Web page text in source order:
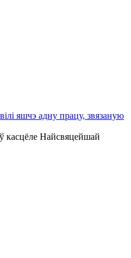
яшчэ адну працу, звязаную
касцёле Найсвяцейшай